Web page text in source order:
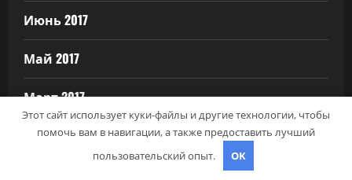
Июнь 2017
Май 2017
Март 2017
Февраль 2017
Этот сайт использует куки-файлы и другие технологии, чтобы
помочь вам в навигации, а также предоставить лучший
пользовательский опыт.
OK